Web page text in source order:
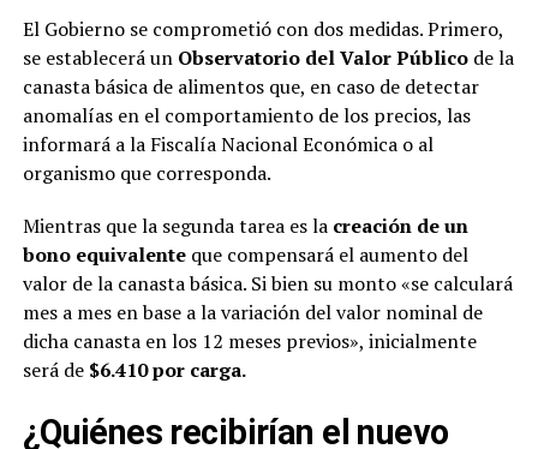
El Gobierno se comprometió con dos medidas. Primero,
se establecerá un Observatorio del Valor Público de la
canasta básica de alimentos que, en caso de detectar
anomalías en el comportamiento de los precios, las
informará a la Fiscalía Nacional Económica o al
organismo que corresponda.
Mientras que la segunda tarea es la creación de un
bono equivalente que compensará el aumento del
valor de la canasta básica. Si bien su monto «se calculará
mes a mes en base a la variación del valor nominal de
dicha canasta en los 12 meses previos», inicialmente
será de $6.410 por carga.
¿Quiénes recibirían el nuevo